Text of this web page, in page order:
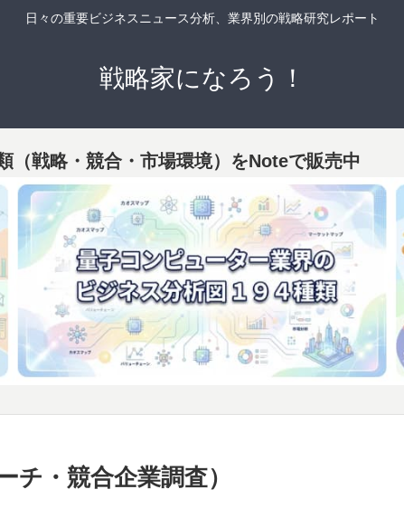
日々の重要ビジネスニュース分析、業界別の戦略研究レポート
戦略家になろう！
（戦略・競合・市場環境）をNoteで販売中
・競合企業調査）